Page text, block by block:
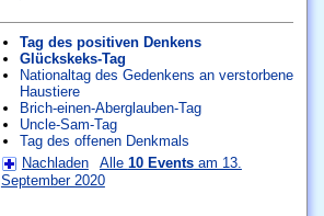
Tag des positiven Denkens
Glückskeks-Tag
Nationaltag des Gedenkens an verstorbene
Haustiere
Brich-einen-Aberglauben-Tag
Uncle-Sam-Tag
Tag des offenen Denkmals
Nachladen
Alle 10 Eventsam 13.
September 2020